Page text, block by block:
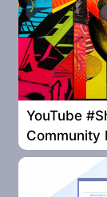
YouTube
Community